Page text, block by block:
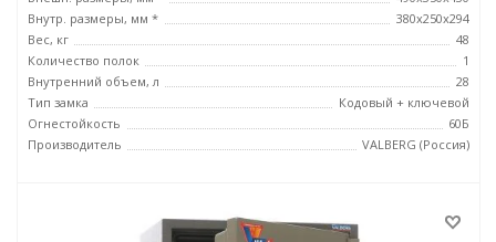
Внутр. размеры, мм *
380х250х294
Вес, кг
48
Количество полок
1
Внутренний объем, л
28
Тип замка
Кодовый + ключевой
Огнестойкость
60Б
Производитель
VALBERG (Россия)